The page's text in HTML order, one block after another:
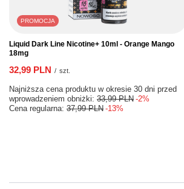
PROMOCJA
Liquid Dark Line Nicotine+ 10ml - Orange Mango
18mg
32,99 PLN / szt.
Najniższa cena produktu w okresie 30 dni przed
wprowadzeniem obniżki: 33,99 PLN -2%
Cena regularna: 37,99 PLN -13%